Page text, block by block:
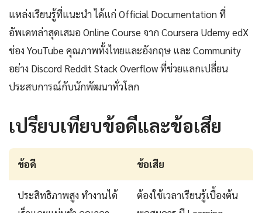
แหล่งเรียนรู้ที่แนะนำ ได้แก่ Official Documentation ที่
อัพเดทล่าสุดเสมอ Online Course จาก Coursera Udemy edX
ช่อง YouTube คุณภาพทั้งไทยและอังกฤษ และ Community
อย่าง Discord Reddit Stack Overflow ที่ช่วยแลกเปลี่ยน
ประสบการณ์กับนักพัฒนาทั่วโลก
เปรียบเทียบข้อดีและข้อเสีย
ข้อดี ข้อเสีย
ประสิทธิภาพสูง ทำงานได้
ต้องใช้เวลาเรียนรู้เบื้องต้น